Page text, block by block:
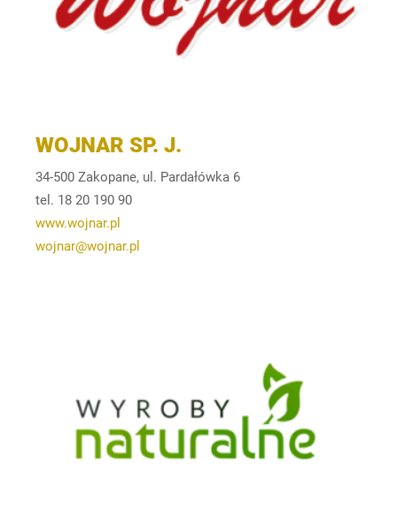
WOJNAR SP. J.
34-500 Zakopane, ul. Pardałówka 6
tel. 18 20 190 90
www.wojnar.pl
wojnar@wojnar.pl